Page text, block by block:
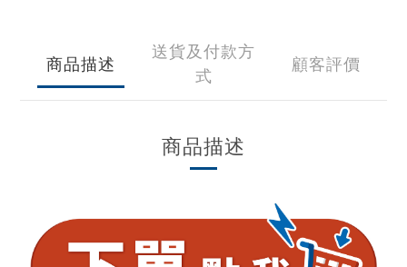
商品描述
送貨及付款方
式
顧客評價
商品描述